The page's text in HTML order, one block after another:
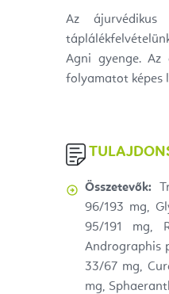
Az
Agni gyenge. Az
folyamatot képes
Összetevők:
96/193 mg,
95/191 mg,
Andrographis
33/67 mg,
mg,